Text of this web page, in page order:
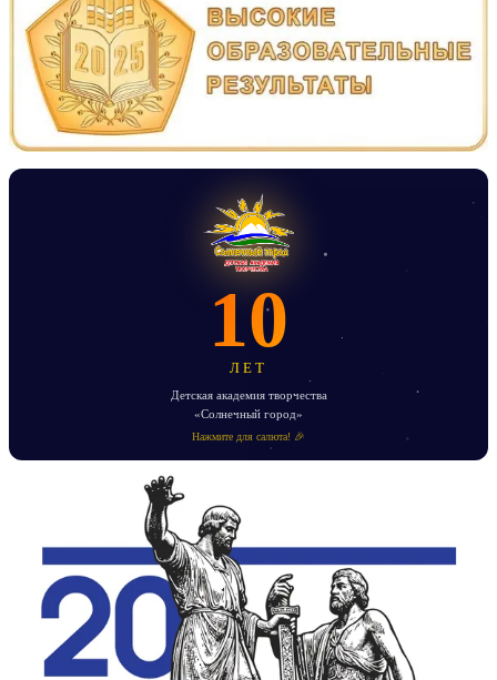
10
ЛЕТ
Детская академия творчества
«Солнечный город»
Нажмите для салюта! 🎉